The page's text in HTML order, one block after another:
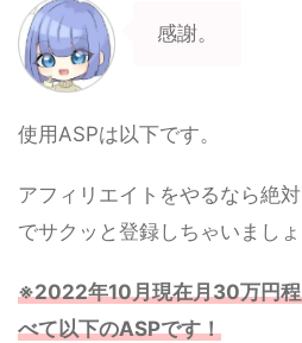
感謝。
使用ASPは以下です。
アフィリエイトをやるなら絶
でサクッと登録しちゃいましょ
※2022年10月現在月30万円程
べて以下のASPです！